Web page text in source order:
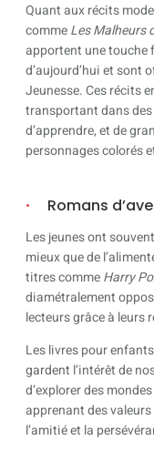
Quant aux récits
commeLes Malheurs
apportent une touche
d’aujourd’hui et sont
Jeunesse. Ces récits
transportant dans des
d’apprendre, et de
personnages colorés
Romans
Les jeunes ont
mieux que de
titres commeHarry
diamétralement
lecteurs grâce à leurs
Les livres pour
gardent l’intérêt de
d’explorer des
apprenant des
l’amitié et la